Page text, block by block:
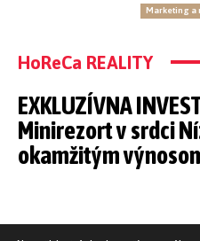
Marketing a
HoReCa REALITY
EXKLUZÍVNA
Minirezort v srdci
okamžitým